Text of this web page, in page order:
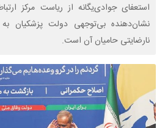
استعفای جوادی‌یگانه از ریاست مرکز
نشان‌دهنده بی‌توجهی دولت پزشکیان
نارضایتی حامیان آن است.